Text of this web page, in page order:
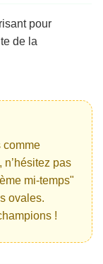
pour
de la
comme
n’hésitez pas
mi-temps"
ovales.
!